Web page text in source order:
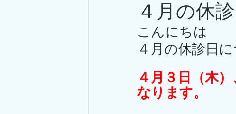
４月の休
こんにちは
４月の休診日
４月３ 日（木
なります。